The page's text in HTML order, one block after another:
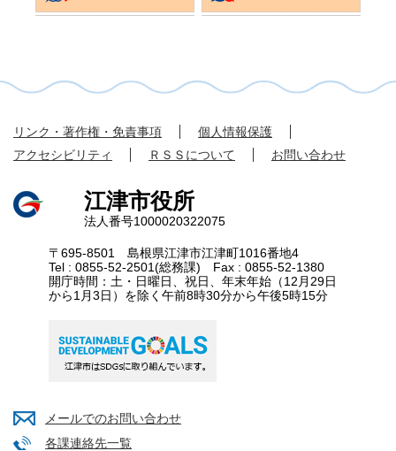
リンク・著作権・免責事項
個人情報保護
アクセシビリティ
ＲＳＳについて お問い合わせ
江津市役所
法人番号1000020322075
〒695-8501 島根県江津市江津町1016番地4
Tel : 0855-52-2501(総務課) Fax : 0855-52-1380
開庁時間：土・日曜日、祝日、年末年始（12月29日
から1月3日）を除く午前8時30分から午後5時15分
メールでのお問い合わせ
各課連絡先一覧